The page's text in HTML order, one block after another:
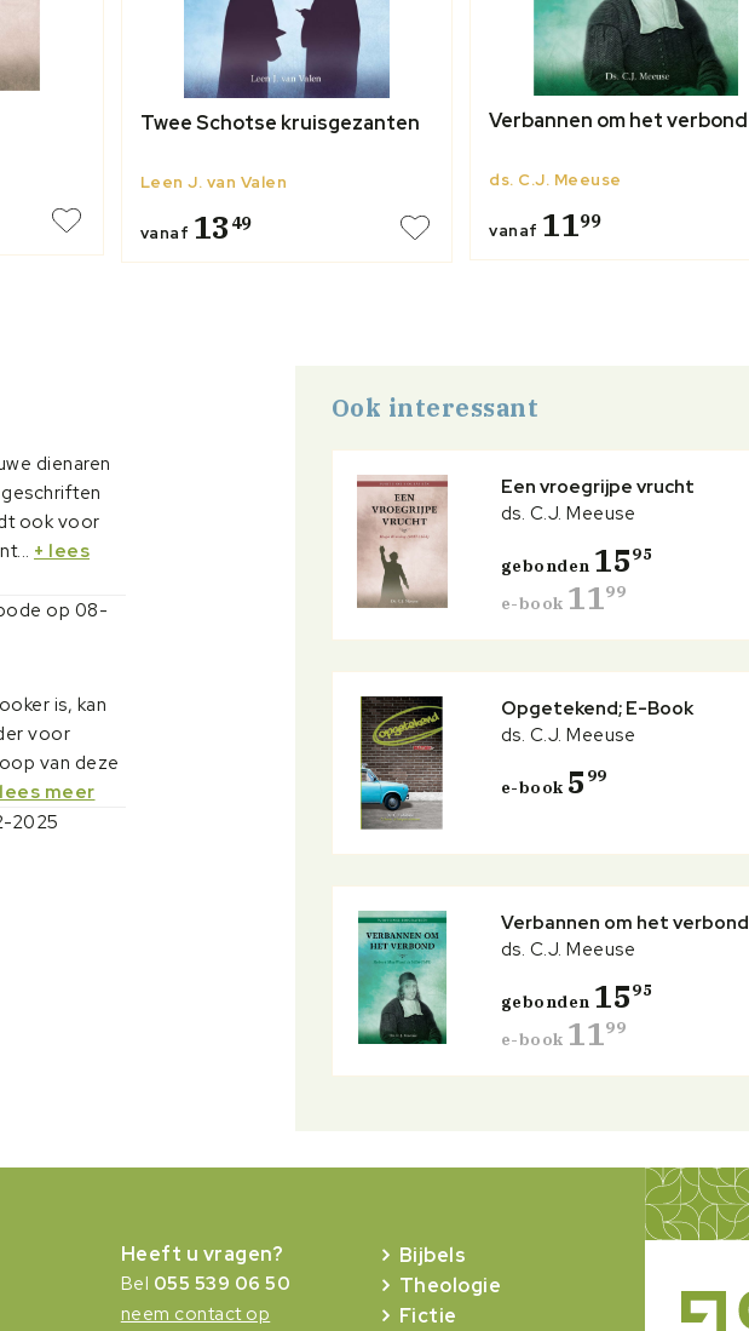
Twee Schotse kruisgezanten
Leen J. van Valen
vanaf 13 49
Verbannen om het verbond
ds. C.J. Meeuse
vanaf 1199
dienaren
ook voor
+ lees
op 08-
is, kan
voor
van deze
meer
2025
Ook interessant
Een vroegrijpe vrucht
ds. C.J. Meeuse
gebonden 1595
e-book 1199
Opgetekend; E-Book
ds. C.J. Meeuse
e-book 5 99
Verbannen om het verbond
ds. C.J. Meeuse
gebonden 1595
e-book 1199
Heeft u vragen?
Bel 055 539 06 50
neem contact op
Bijbels
Theologie
Fictie